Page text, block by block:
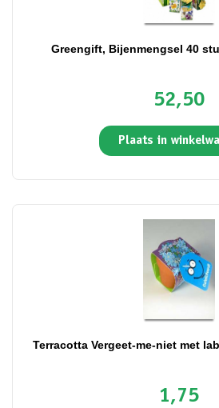
Greengift, Bijenmengsel 40
52,50
Plaats in
Terracotta Vergeet-me-niet met
1,75